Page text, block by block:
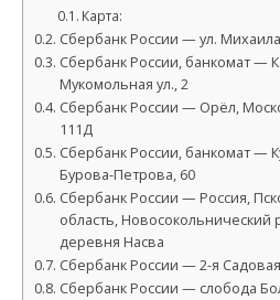
Карта:
Сбербанк России — ул.
Сбербанк России, банкомат —
Мукомольная ул., 2
Сбербанк России — Орёл,
111Д
Сбербанк России, банкомат —
Бурова-Петрова, 60
Сбербанк России — Россия,
область, Новосокольнический
деревня Насва
Сбербанк России — 2-я Садовая
Сбербанк России — слобода